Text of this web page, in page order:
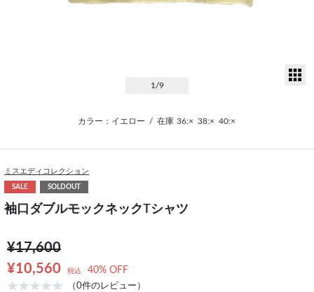
1 /9
カラー：イエロー / 在庫 36:× 38:× 40:×
ミスエディコレクション
SALE SOLDOUT
袖口ダブルモックネックTシャツ
¥17,600
¥10,560
税込 40% OFF
（0件のレビュー）